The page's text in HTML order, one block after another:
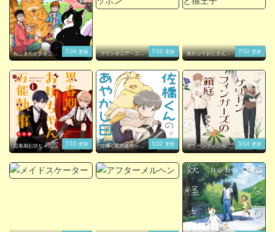
ねこまたとあさごは
ん
7/24 更新
プリンタニア・ニッ
ポン
7/10 更新
灰かぶりおじさんと
猫王子
7/10 更新
思春期お坊ちゃんと
万能執事
7/10 更新
佐橋くんのあやかし
日和
5/22 更新
グリーンフィンガー
ズの箱庭
5/14 更新